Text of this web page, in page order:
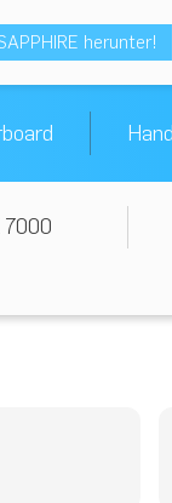
herunter!
7000